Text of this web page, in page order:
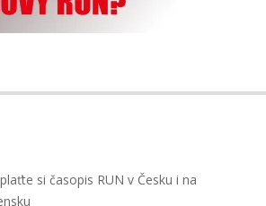
si časopis RUN v Česku i na